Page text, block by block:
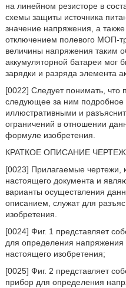
на линейном резисторе в
схемы защиты источника
значение напряжения, а
отключением полевого МОП-
величины напряжения таким
аккумуляторной батареи мог
зарядки и разряда элемента
[0022] Следует понимать,
следующее за ним подробное
иллюстративными и
ограничений в отношении
формуле изобретения.
КРАТКОЕ ОПИСАНИЕ
[0023] Прилагаемые чертежи,
настоящего документа и
варианты осуществления
описанием, служат для
изобретения.
[0024] Фиг. 1 представляет
для определения напряжения
настоящего изобретения;
[0025] Фиг. 2 представляет
прибор для определения